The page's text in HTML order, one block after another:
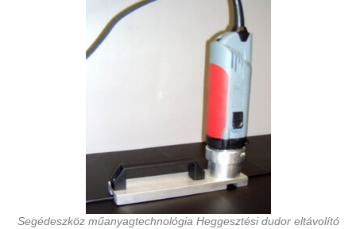
Segédeszköz műanyagtechnológia Heggesztési dudor eltávolító